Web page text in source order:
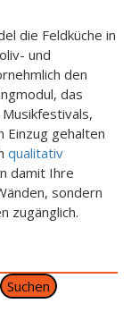
die Feldküche in
und
den
das
Einzug gehalten
qualitativ
damit Ihre
sondern
zugänglich.